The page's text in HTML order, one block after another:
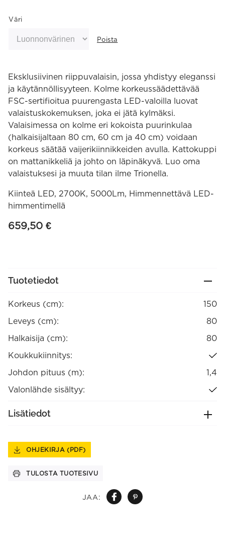
JAA:
Väri
Poista
Eksklusiivinen riippuvalaisin, jossa yhdistyy eleganssi
ja käytännöllisyyteen. Kolme korkeussäädettävää
FSC-sertifioitua puurengasta LED-valoilla luovat
valaistuskokemuksen, joka ei jätä kylmäksi.
Valaisimessa on kolme eri kokoista puurinkulaa
(halkaisijaltaan 80 cm, 60 cm ja 40 cm) voidaan
korkeus säätää vaijerikiinnikkeiden avulla. Kattokuppi
on mattanikkeliä ja johto on läpinäkyvä. Luo oma
valaistuksesi ja muuta tilan ilme Trionella.
Kiinteä LED, 2700K, 5000Lm, Himmennettävä LED-
himmentimellä
659,50 €
Tuotetiedot
Korkeus (cm):
150
Leveys (cm):
80
Halkaisija (cm):
80
Koukkukiinnitys:
Johdon pituus (m):
1,4
Valonlähde sisältyy:
Lisätiedot
OHJEKIRJA (PDF)
TULOSTA TUOTESIVU